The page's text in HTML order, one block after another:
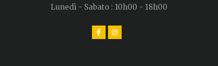
Lunedì - Sabato : 10h00 - 18h00